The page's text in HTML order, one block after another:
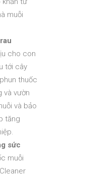
muỗi
cho con
tới cây
thuốc
và vườn
và bảo
tăng
sức
muỗi